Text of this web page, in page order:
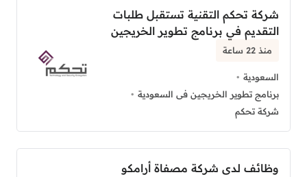
شركة تحكم التقنية تستقبل طلبات
التقديم في برنامج تطوير الخريجين
منذ 22 ساعة
السعودية
برنامج تطوير الخريجين فى السعودية
شركة تحكم
وظائف لدى شركة مصفاة أرامكو